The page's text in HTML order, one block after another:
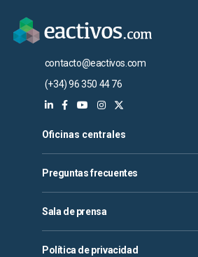
contacto@eactivos.com
(+34) 96 350 44 76
Oficinas centrales
Preguntas frecuentes
Sala de prensa
Política de privacidad